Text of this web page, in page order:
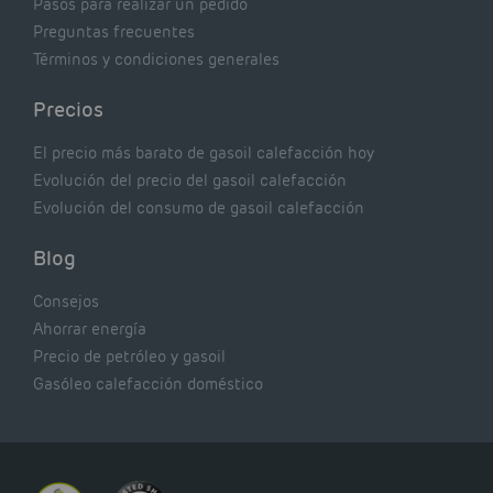
Preguntas frecuentes
Términos y condiciones generales
Precios
El precio más barato de gasoil calefacción hoy
Evolución del precio del gasoil calefacción
Evolución del consumo de gasoil calefacción
Blog
Consejos
Ahorrar energía
Precio de petróleo y gasoil
Gasóleo calefacción doméstico